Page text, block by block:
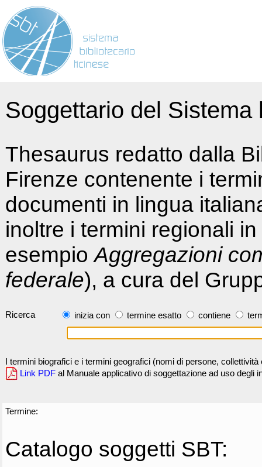
Soggettario del
Thesaurus redatto dalla
Firenze contenente i
documenti in lingua
inoltre i termini regionali
esempioAggregazioni
federale), a cura del
Ricerca inizia con termine esatto contiene
I termini biografici e i termini geografici (nomi di persone,
Link PDF al Manuale applicativo di soggettazione ad uso degli
Termine:
Catalogo soggetti SBT: